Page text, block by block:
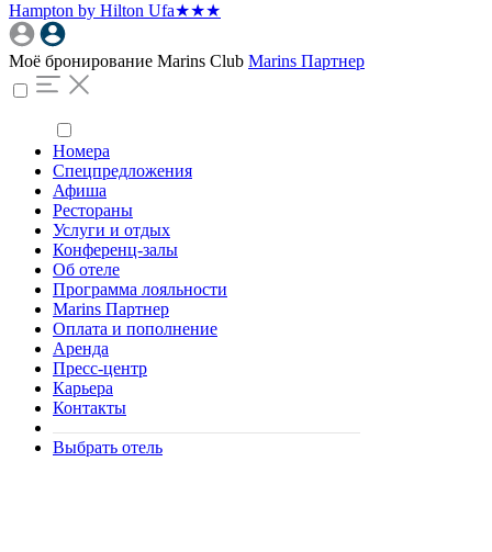
Hampton by Hilton Ufa★★★
Моё бронирование Marins Club Marins Партнер
Номера
Спецпредложения
Афиша
Рестораны
Услуги и отдых
Конференц-залы
Об отеле
Программа лояльности
Marins Партнер
Оплата и пополнение
Аренда
Пресс-центр
Карьера
Контакты
Выбрать отель